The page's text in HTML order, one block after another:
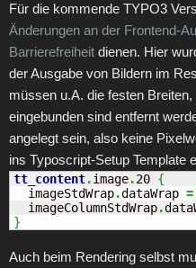
Für die kommende TYPO3
Änderungen an der Frontend-
Barrierefreiheit dienen. Hier
der Ausgabe von Bildern im
müssen u.A. die festen
eingebunden sind entfernt
angelegt sein, also keine
ins Typoscript-Setup Template
tt_content.image.20 {
  imageStdWrap
.dataWrap =
  imageColumnStdWrap
.
}
Auch beim Rendering selbst